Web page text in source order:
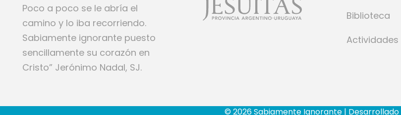
Poco a poco se le abría el
camino y lo iba recorriendo.
Sabiamente ignorante puesto
sencillamente su corazón en
Cristo” Jerónimo Nadal, SJ.
Biblioteca
Actividades
© 2026 Sabiamente Ignorante |